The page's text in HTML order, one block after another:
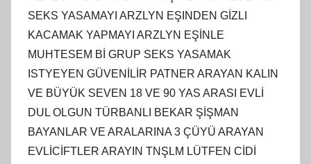
SEKS YASAMAYI ARZLYN EŞINDEN GİZLI
KACAMAK YAPMAYI ARZLYN EŞİNLE
MUHTESEM Bİ GRUP SEKS YASAMAK
ISTYEYEN GÜVENİLİR PATNER ARAYAN KALIN
VE BÜYÜK SEVEN 18 VE 90 YAS ARASI EVLİ
DUL OLGUN TÜRBANLI BEKAR ŞİŞMAN
BAYANLAR VE ARALARINA 3 ÇÜYÜ ARAYAN
EVLİCİFTLER ARAYIN TNŞLM LÜTFEN CİDİ